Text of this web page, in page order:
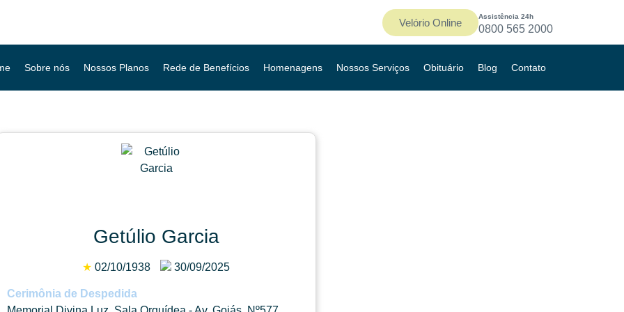
Velório Online Assistência 24h
0800 565 2000
Sobre nós Nossos Planos Rede de Benefícios Homenagens Nossos Serviços Obituário Blog Contato
Getúlio Garcia
★ 02/10/1938 30/09/2025
Cerimônia de Despedida